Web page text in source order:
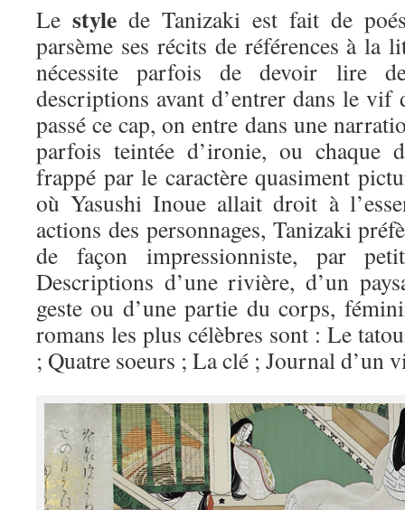
Le style de Tanizaki est fait de
parsème ses récits de références à la
nécessite parfois de devoir lire
descriptions avant d’entrer dans le
passé ce cap, on entre dans une
parfois teintée d’ironie, ou chaque
frappé par le caractère quasiment
où Yasushi Inoue allait droit à
actions des personnages, Tanizaki
de façon impressionniste, par
Descriptions d’une rivière, d’un
geste ou d’une partie du corps,
romans les plus célèbres sont : Le
; Quatre soeurs ; La clé ; Journal d’un